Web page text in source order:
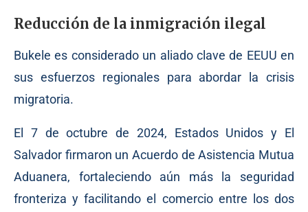
Reducción de la inmigración ilegal
Bukele es considerado un aliado clave de EEUU en
sus esfuerzos regionales para abordar la crisis
migratoria.
El 7 de octubre de 2024, Estados Unidos y El
Salvador firmaron un Acuerdo de Asistencia Mutua
Aduanera, fortaleciendo aún más la seguridad
fronteriza y facilitando el comercio entre los dos